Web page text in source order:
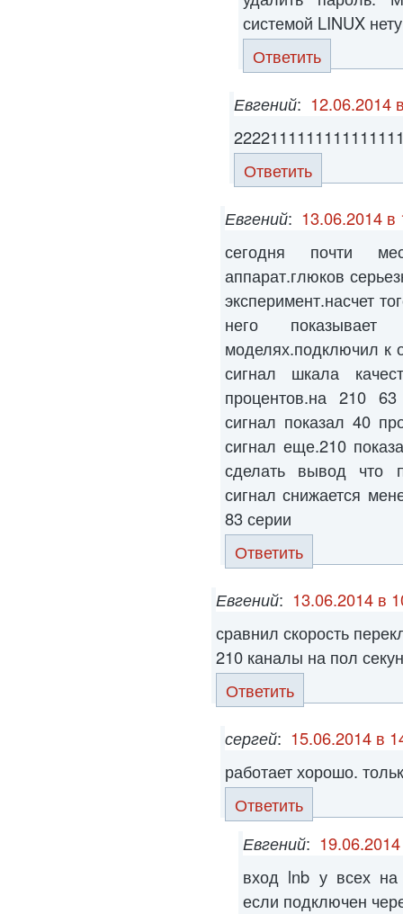
системой LINUX
Ответить
Евгений: 12.06.2014
Ответить
Евгений: 13.06.2014 в
сегодня почти
аппарат.глюков
эксперимент.насчет
него
моделях.подключил к
сигнал шкала
процентов.на 210
сигнал показал 40
сигнал еще.210
сделать вывод что
сигнал снижается
83 серии
Ответить
Евгений: 13.06.2014 в
сравнил скорость
210 каналы на пол
Ответить
сергей: 15.06.2014 в
работает хорошо.
Ответить
Евгений:
вход lnb у всех на
если подключен